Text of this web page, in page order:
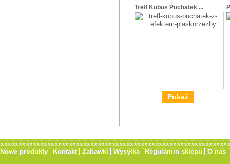
Trefl Kubus Puchatek ...
Pokaż
Nowe produkty Kontakt Zabawki Wysyłka Regulamin sklepu O nas